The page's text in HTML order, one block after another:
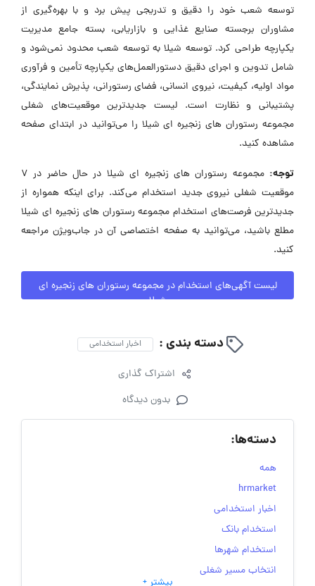
توسعه شعب خود را دقیق و تدریجی پیش برد و با بهره‌گیری از
مشاوران برجسته صنایع غذایی و بازاریابی، بسته جامع مدیریت
یکپارچه طراحی کرد. توسعه شیلا به توسعه شعب محدود نمی‌شود و
شامل تدوین و اجرای دقیق دستورالعمل‌های یکپارچه تأمین و فرآوری
مواد اولیه، کیفیت، نیروی انسانی، فضای رستورانی، پذیرش نمایندگی،
پشتیبانی و نظارت است. لیست جدیدترین موقعیت‌های شغلی
مجموعه رستوران های زنجیره ای شیلا را می‌توانید در ابتدای صفحه
مشاهده کنید.
توجه:
مجموعه رستوران های زنجیره ای شیلا در حال حاضر در ۷
موقعیت شغلی نیروی جدید استخدام می‌کند. برای اینکه همواره از
جدیدترین فرصت‌های استخدام مجموعه رستوران های زنجیره ای شیلا
مطلع باشید، می‌توانید به صفحه اختصاصی آن در جاب‌ویژن مراجعه
کنید.
لیست آگهی‌های استخدام در مجموعه رستوران های زنجیره ای
شیلا
دسته بندی : اخبار استخدامی
اشتراک گذاری
بدون دیدگاه
دسته‌ها:
همه
hrmarket
اخبار استخدامی
استخدام بانک
استخدام شهرها
انتخاب مسیر شغلی
بیشتر +